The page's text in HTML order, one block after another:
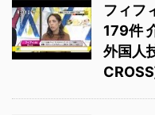
フィフ
179件
外国人